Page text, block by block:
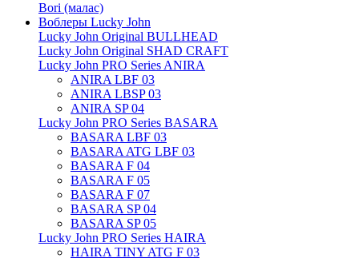
Bori (малас)
Воблеры Lucky John
Lucky John Original BULLHEAD
Lucky John Original SHAD CRAFT
Lucky John PRO Series ANIRA
ANIRA LBF 03
ANIRA LBSP 03
ANIRA SP 04
Lucky John PRO Series BASARA
BASARA LBF 03
BASARA ATG LBF 03
BASARA F 04
BASARA F 05
BASARA F 07
BASARA SP 04
BASARA SP 05
Lucky John PRO Series HAIRA
HAIRA TINY ATG F 03